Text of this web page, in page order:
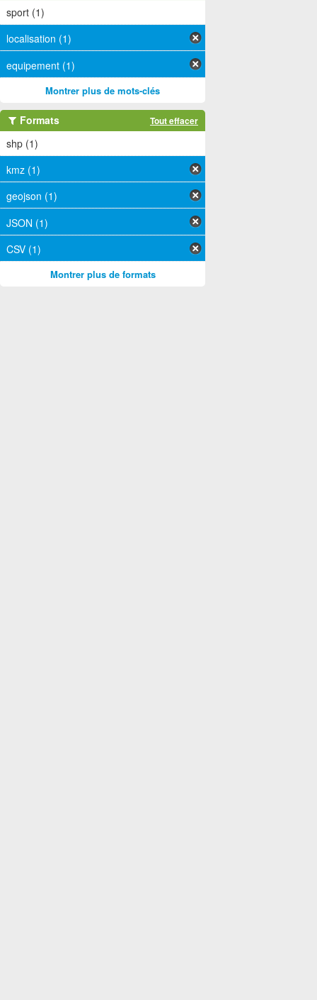
sport (1)
localisation (1)
equipement (1)
Montrer plus de mots-clés
Formats Tout effacer
shp (1)
kmz (1)
geojson (1)
JSON (1)
CSV (1)
Montrer plus de formats